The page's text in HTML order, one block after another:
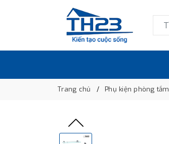
Trang chủ Phụ kiện phòng tắm